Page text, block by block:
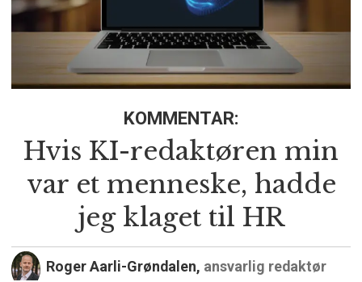
KOMMENTAR:
Hvis KI-redaktøren min
var et menneske, hadde
jeg klaget til HR
Roger Aarli-Grøndalen, ansvarlig redaktør